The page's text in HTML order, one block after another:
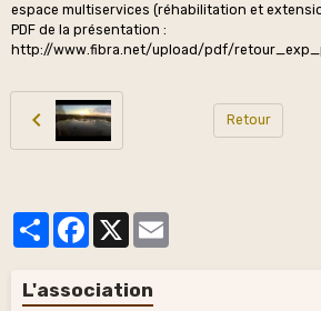
espace multiservices (réhabilitation et
PDF de la présentation :
http://www.fibra.net/upload/pdf/
Retour
PartagerFacebook
L'association